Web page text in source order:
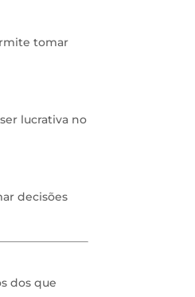
tomar
lucrativa no
decisões
dos que